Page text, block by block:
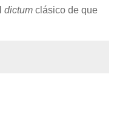
dictum clásico de que